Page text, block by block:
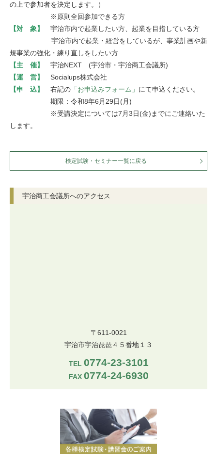
の上で参加者を決定します。）
※原則全回参加できる方
【対 象】
宇治市内で起業したい方、起業を目指している方
宇治市内で起業・経営をしているが、事業計画や新
規事業の強化・練り直しをしたい方
【主 催】
宇治NEXT (宇治市・宇治商工会議所)
【運 営】
Socialups株式会社
【申 込】
右記の 「お申込みフォーム」 にて申込ください。
期限：令和8年6月29日(月)
※受講決定については7月3日(金)までにご連絡いた
します。
検定試験・セミナー一覧に戻る
宇治商工会議所へのアクセス
〒611-0021
宇治市宇治琵琶４５番地１３
TEL 0774-23-3101
FAX 0774-24-6930